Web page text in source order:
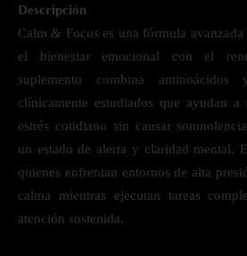
Descripción
Calm & Focus es una fórmula
el bienestar emocional con el
suplemento combina aminoácidos
clínicamente estudiados que ayudan
estrés cotidiano sin causar
un estado de alerta y claridad mental.
quienes enfrentan entornos de alta
calma mientras ejecutan tareas
atención sostenida.